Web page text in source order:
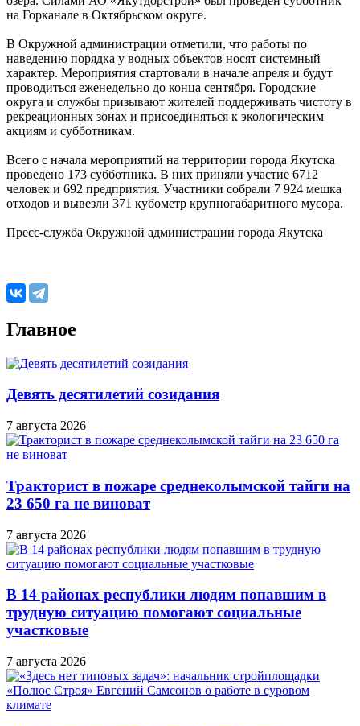
на Горканале в Октябрьском округе.
В Окружной администрации отметили, что работы по
наведению порядка у водных объектов носят системный
характер. Мероприятия стартовали в начале апреля и будут
проводиться еженедельно до конца сентября. Городские
округа и службы призывают жителей поддерживать чистоту в
рекреационных зонах и присоединяться к экологическим
акциям и субботникам.
Всего с начала мероприятий на территории города Якутска
проведено 173 субботника. В них приняли участие 6712
человек и 692 предприятия. Участники собрали 7 924 мешка
отходов и вывезли 371 кубометр крупногабаритного мусора.
Пресс-служба Окружной администрации города Якутска
Главное
Девять десятилетий созидания
7 августа 2026
Тракторист в пожаре среднеколымской тайги на
23 650 га не виноват
7 августа 2026
В 14 районах республики людям попавшим в
трудную ситуацию помогают социальные
участковые
7 августа 2026